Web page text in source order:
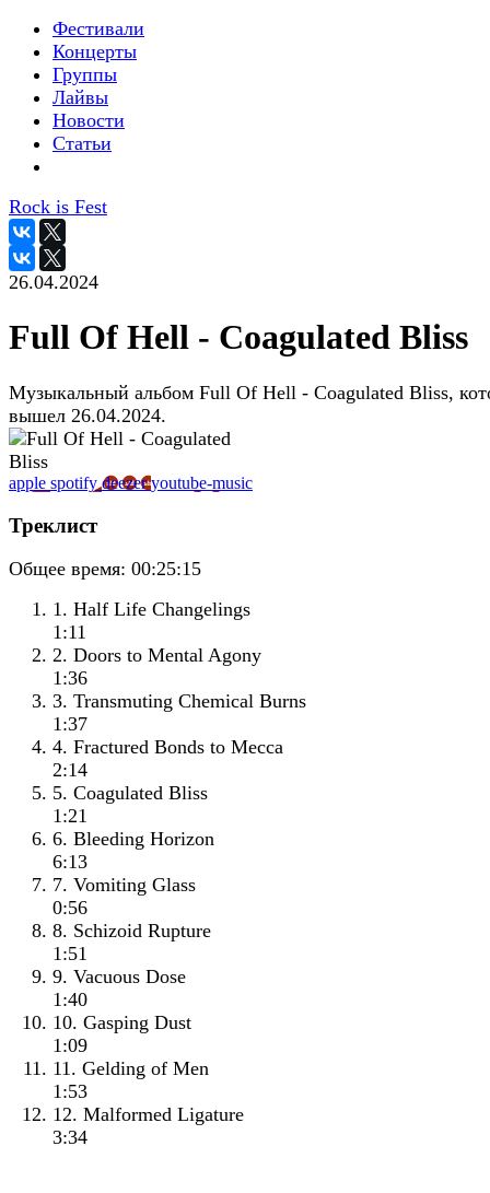
Фестивали
Концерты
Группы
Лайвы
Новости
Статьи
Rock is Fest
26.04.2024
Full Of Hell - Coagulated Bliss
Музыкальный альбом Full Of Hell - Coagulated Bliss,
вышел 26.04.2024.
apple spotifydeezeryoutube-music
Треклист
Общее время: 00:25:15
1. Half Life Changelings
1:11
2. Doors to Mental Agony
1:36
3. Transmuting Chemical Burns
1:37
4. Fractured Bonds to Mecca
2:14
5. Coagulated Bliss
1:21
6. Bleeding Horizon
6:13
7. Vomiting Glass
0:56
8. Schizoid Rupture
1:51
9. Vacuous Dose
1:40
10. Gasping Dust
1:09
11. Gelding of Men
1:53
12. Malformed Ligature
3:34